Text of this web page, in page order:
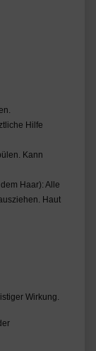
Hilfe
Kann
Haar): Alle
Haut
Wirkung.